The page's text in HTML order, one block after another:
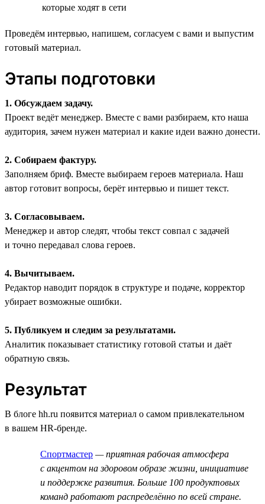
которые ходят в сети
Проведём интервью, напишем, согласуем с вами и выпустим
готовый материал.
Этапы подготовки
1. Обсуждаем задачу.
Проект ведёт менеджер. Вместе с вами разбираем, кто наша
аудитория, зачем нужен материал и какие идеи важно донести.
2. Собираем фактуру.
Заполняем бриф. Вместе выбираем героев материала. Наш
автор готовит вопросы, берёт интервью и пишет текст.
3. Согласовываем.
Менеджер и автор следят, чтобы текст совпал с задачей
и точно передавал слова героев.
4. Вычитываем.
Редактор наводит порядок в структуре и подаче, корректор
убирает возможные ошибки.
5. Публикуем и следим за результатами.
Аналитик показывает статистику готовой статьи и даёт
обратную связь.
Результат
В блоге hh.ru появится материал о самом привлекательном
в вашем HR-бренде.
Спортмастер — приятная рабочая атмосфера
с акцентом на здоровом образе жизни, инициативе
и поддержке развития. Больше 100 продуктовых
команд работают распределённо по всей стране.